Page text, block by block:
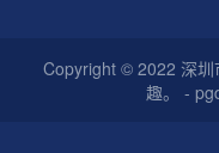
Copyright © 2022 深圳
趣。 -